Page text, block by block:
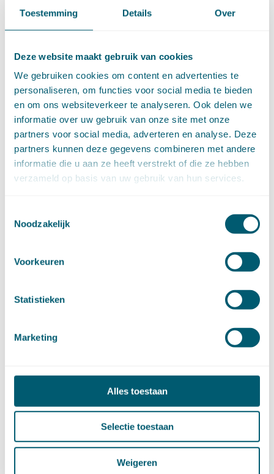
Toestemming Details Over
Deze website maakt gebruik van cookies
We gebruiken cookies om content en advertenties te
personaliseren, om functies voor social media te bieden
en om ons websiteverkeer te analyseren. Ook delen we
informatie over uw gebruik van onze site met onze
partners voor social media, adverteren en analyse. Deze
partners kunnen deze gegevens combineren met andere
informatie die u aan ze heeft verstrekt of die ze hebben
verzameld op basis van uw gebruik van hun services.
Noodzakelijk
Voorkeuren
Statistieken
Marketing
Alles toestaan
Selectie toestaan
Weigeren
september (4)
augustus (7)
juni (14)
mei (6)
april (11)
maart (14)
februari (11)
januari (15)
►
2020 (154)
december (6)
november (14)
oktober (14)
juli (20)
mei (12)
februari (12)
december (8)
juli (10)
mei (14)
april (18)